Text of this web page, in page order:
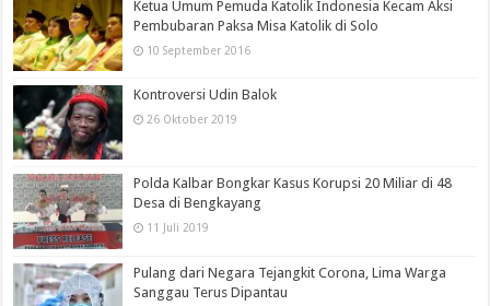
Ketua Umum Pemuda Katolik Indonesia Kecam Aksi
Pembubaran Paksa Misa Katolik di Solo
10 September 2016
Kontroversi Udin Balok
26 Oktober 2019
Polda Kalbar Bongkar Kasus Korupsi 20 Miliar di 48
Desa di Bengkayang
11 Juli 2019
Pulang dari Negara Tejangkit Corona, Lima Warga
Sanggau Terus Dipantau